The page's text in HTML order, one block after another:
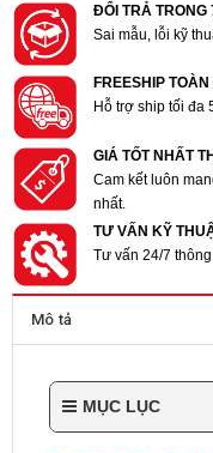
ĐỔI TRẢ TRONG
Sai mẫu, lỗi kỹ
FREESHIP TOÀN
Hỗ trợ ship tối đa
GIÁ TỐT NHẤT
Cam kết luôn
nhất.
TƯ VẤN KỸ
Tư vấn 24/7
Mô tả
MỤC LỤC